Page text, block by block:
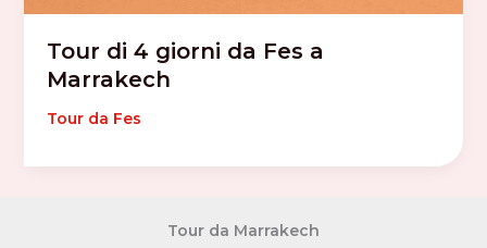
Tour di 4 giorni da Fes a
Marrakech
Tour da Fes
Tour da Marrakech